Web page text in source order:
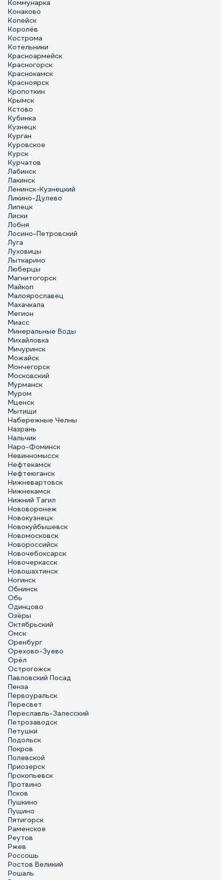
Коммунарка
Конаково
Копейск
Королёв
Кострома
Котельники
Красноармейск
Красногорск
Краснокамск
Красноярск
Кропоткин
Крымск
Кстово
Кубинка
Кузнецк
Курган
Куровское
Курск
Курчатов
Лабинск
Лакинск
Ленинск-Кузнецкий
Ликино-Дулево
Липецк
Лиски
Лобня
Лосино-Петровский
Луга
Луховицы
Лыткарино
Люберцы
Магнитогорск
Майкоп
Малоярославец
Махачкала
Мегион
Миасс
Минеральные Воды
Михайловка
Мичуринск
Можайск
Мончегорск
Московский
Мурманск
Муром
Мценск
Мытищи
Набережные Челны
Назрань
Нальчик
Наро-Фоминск
Невинномысск
Нефтекамск
Нефтеюганск
Нижневартовск
Нижнекамск
Нижний Тагил
Нововоронеж
Новокузнецк
Новокуйбышевск
Новомосковск
Новороссийск
Новочебоксарск
Новочеркасск
Новошахтинск
Ногинск
Обнинск
Обь
Одинцово
Озёры
Октябрьский
Омск
Оренбург
Орехово-Зуево
Орёл
Острогожск
Павловский Посад
Пенза
Первоуральск
Пересвет
Переславль-Залесский
Петрозаводск
Петушки
Подольск
Покров
Полевской
Приозерск
Прокопьевск
Протвино
Псков
Пушкино
Пущино
Пятигорск
Раменское
Реутов
Ржев
Россошь
Ростов Великий
Рошаль